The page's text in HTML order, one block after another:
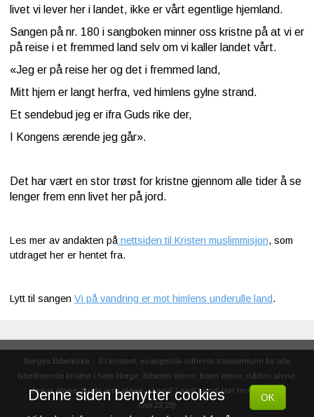
livet vi lever her i landet, ikke er vårt egentlige hjemland.
Sangen på nr. 180 i sangboken minner oss kristne på at vi er
på reise i et fremmed land selv om vi kaller landet vårt.
«Jeg er på reise her og det i fremmed land,
Mitt hjem er langt herfra, ved himlens gylne strand.
Et sendebud jeg er ifra Guds rike der,
I Kongens ærende jeg går».
Det har vært en stor trøst for kristne gjennom alle tider å se
lenger frem enn livet her på jord.
Les mer av andakten pånettsiden til Kristen muslimmisjon, som
utdraget her er hentet fra.
Lytt til sangen Vi på vandring er mot himlens underulle land.
OK
Denne siden benytter cookies
Norges Bibelkirke -
Et kristent, evangelisk-luthersk trossamfunn for alle
bibeltroende kristne i hele Norge, Bibelen alene, troen alene, nåden alene,
Jesus alene, Guds ære alene -Land! Land! Land! Hør Herrens ord!
(Jer.22,29)